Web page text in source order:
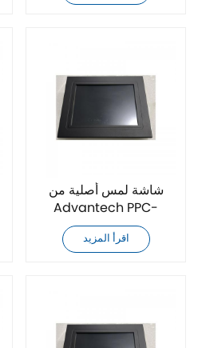
شاشة لمس أصلية من
Advantech PPC-
3211SWP-P63A
اقرأ المزيد